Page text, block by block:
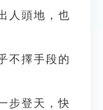
人頭地，也
不擇手段的
步登天，快